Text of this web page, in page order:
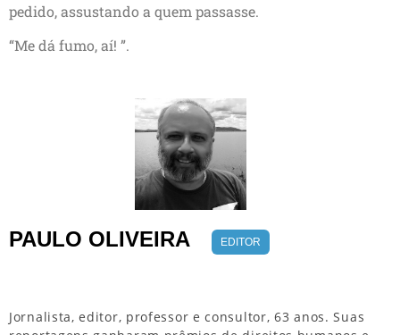
pedido, assustando a quem passasse.
“Me dá fumo, aí! ”.
PAULO OLIVEIRA EDITOR
Jornalista, editor, professor e consultor, 63 anos. Suas